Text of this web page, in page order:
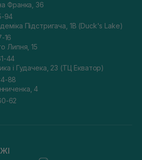
Франка, 36
94
Підстригача, 1В (Duck's Lake)
16
Липня, 15
44
і Гудачека, 23 (ТЦ Екватор)
88
4
62